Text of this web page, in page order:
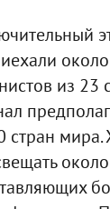
из 23
стран мира.